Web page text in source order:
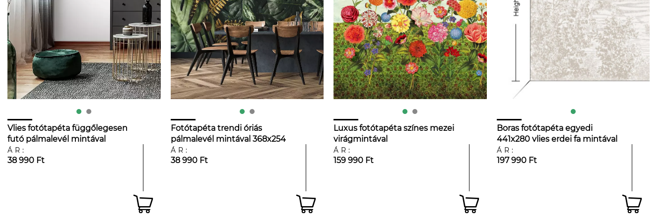
Vlies fotótapéta függőlegesen
futó pálmalevél mintával
368x254 vlies
ÁR:
38 990 Ft
Fotótapéta trendi óriás
pálmalevél mintával 368x254
vlies
ÁR:
38 990 Ft
Luxus fotótapéta színes mezei
virágmintával
ÁR:
159 990 Ft
Boras fotótapéta egyedi
441x280 vlies erdei fa mintával
natúr színben
ÁR:
197 990 Ft